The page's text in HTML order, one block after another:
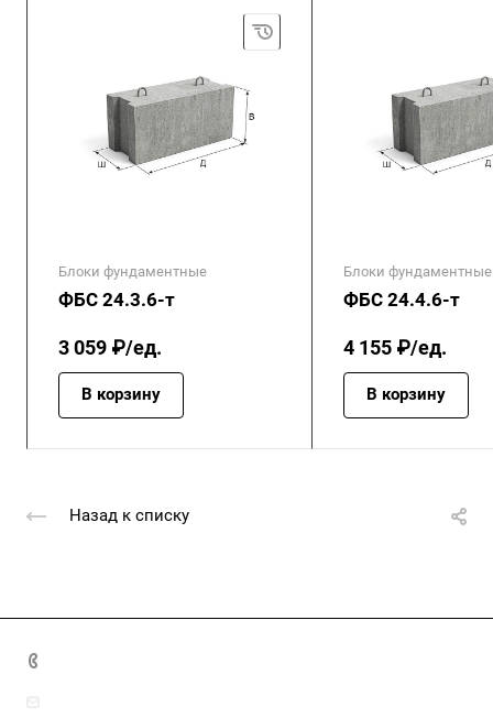
Блоки фундаментные
ФБС 24.3.6-т
3 059 ₽/ед.
В корзину
Блоки фундаментные
ФБС 24.4.6-т
4 155 ₽/ед.
В корзину
Назад к списку